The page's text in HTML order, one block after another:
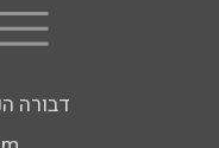
דבורה הנביאה